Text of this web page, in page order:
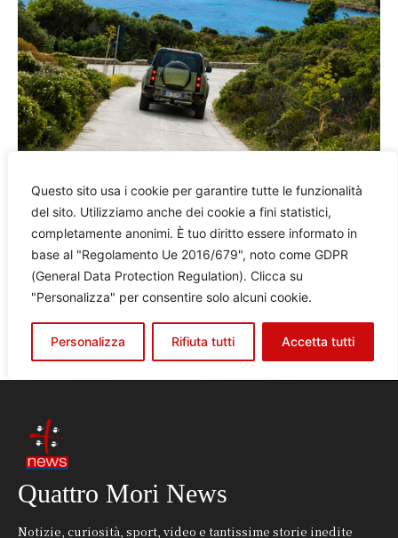
Quattro Mori News
Notizie, curiosità, sport, video e tantissime storie inedite